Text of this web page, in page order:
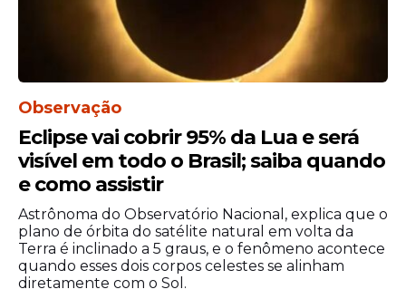
pele ou olhos amarelados (icterícia);
urina muito escura;
cansaço excessivo e sem explicação;
náuseas e dores na região do
abdômen.
Nesses casos, a orientação é interromper o
uso imediatamente e procurar um
profissional de saúde. Suspeitas de eventos
adversos envolvendo medicamentos
devem ser notificadas ao sistema VigiMed
e, no caso de suplementos, no e-Notivisa.
Observação
Eclipse vai cobrir 95% da Lua e será
visível em todo o Brasil; saiba quando
e como assistir
Astrônoma do Observatório Nacional, explica que o
plano de órbita do satélite natural em volta da
Terra é inclinado a 5 graus, e o fenômeno acontece
quando esses dois corpos celestes se alinham
diretamente com o Sol.